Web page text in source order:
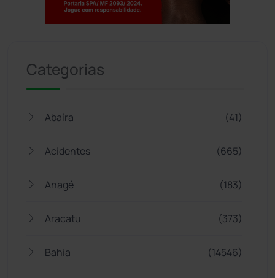
Categorias
Abaíra (41)
Acidentes (665)
Anagé (183)
Aracatu (373)
Bahia (14546)